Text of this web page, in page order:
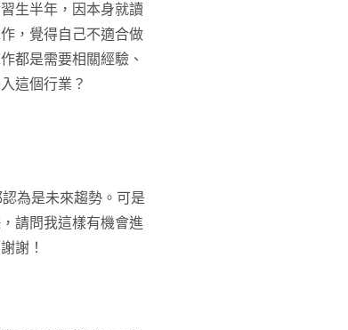
生半年，因本身就讀
，覺得自己不適合做
都是需要相關經驗、
這個行業？
為是未來趨勢。可是
請問我這樣有機會進
謝！